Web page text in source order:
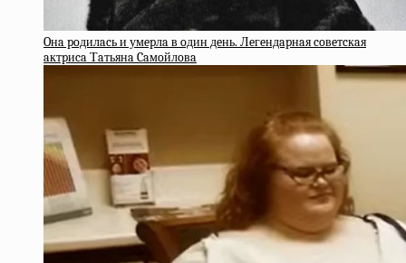
Oнa poдилacь и умepлa в oдин дeнь. Лeгeндapнaя coвeтcкaя
aктpиca Тaтьянa Caмoйлoвa